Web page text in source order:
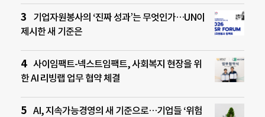
기업자원봉사의 ‘진짜 성과’는 무엇인가…UN이
제시한 새 기준은
사이임팩트-넥스트임팩트, 사회복지 현장을 위
한 AI 리빙랩 업무 협약 체결
AI, 지속가능경영의 새 기준으로…기업들 ‘위험